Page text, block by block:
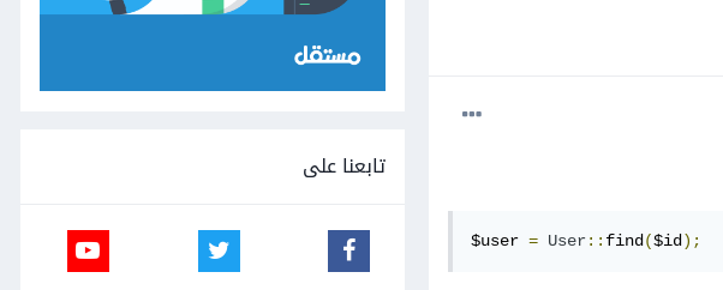
$user = User:: find ($id );
تابعنا على